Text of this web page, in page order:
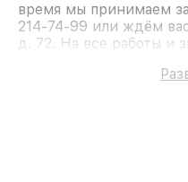
время мы принимаем
214-74-99 или ждём
д. 72. На все работы и